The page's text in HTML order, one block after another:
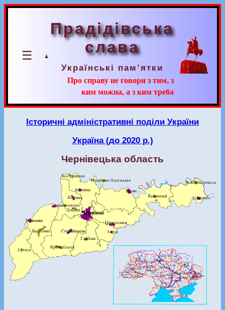
☰
Прадідівська
слава
Українські пам’ятки
Про справу не говори з тим, з
ким можна, а з ким треба
Історичні адміністративні поділи України
Україна (до 2020 р.)
Чернівецька область